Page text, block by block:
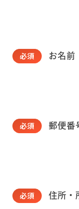
お名前
郵便番
住所・